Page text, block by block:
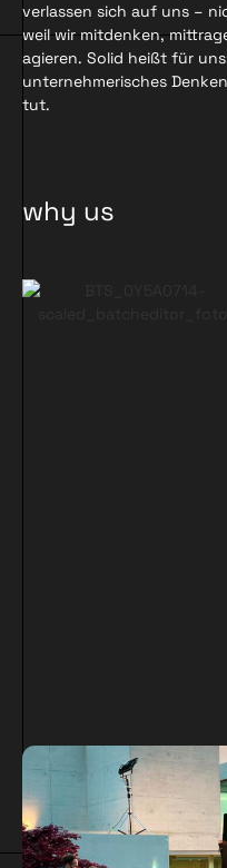
verlassen sich auf uns –
weil wir mitdenken,
agieren. Solid heißt für
unternehmerisches
tut.
why us